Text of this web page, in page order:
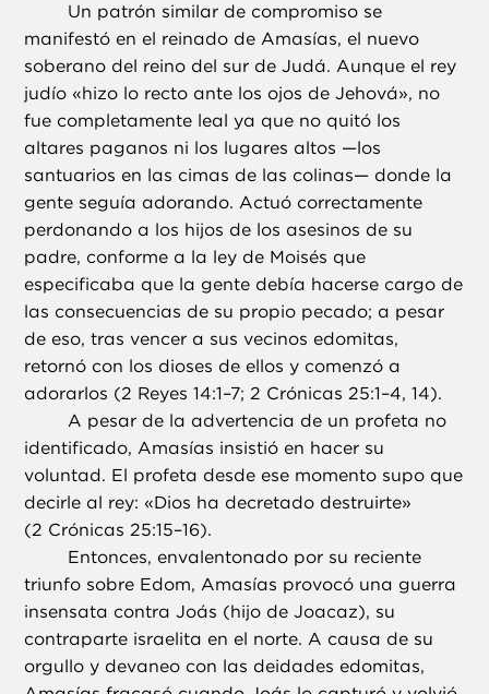
Un patrón similar de compromiso se
manifestó en el reinado de Amasías, el nuevo
soberano del reino del sur de Judá. Aunque el rey
judío «hizo lo recto ante los ojos de Jehová», no
fue completamente leal ya que no quitó los
altares paganos ni los lugares altos —los
santuarios en las cimas de las colinas— donde la
gente seguía adorando. Actuó correctamente
perdonando a los hijos de los asesinos de su
padre, conforme a la ley de Moisés que
especificaba que la gente debía hacerse cargo de
las consecuencias de su propio pecado; a pesar
de eso, tras vencer a sus vecinos edomitas,
retornó con los dioses de ellos y comenzó a
adorarlos (2 Reyes 14:1–7; 2 Crónicas 25:1–4, 14).
A pesar de la advertencia de un profeta no
identificado, Amasías insistió en hacer su
voluntad. El profeta desde ese momento supo que
decirle al rey: «Dios ha decretado destruirte»
(2 Crónicas 25:15–16).
Entonces, envalentonado por su reciente
triunfo sobre Edom, Amasías provocó una guerra
insensata contra Joás (hijo de Joacaz), su
contraparte israelita en el norte. A causa de su
orgullo y devaneo con las deidades edomitas,